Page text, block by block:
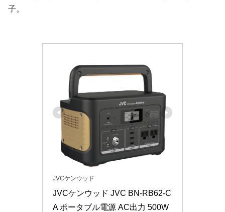
子。
JVCケンウッド
JVCケンウッド JVC BN-RB62-C
A ポータブル電源 AC出力 500W